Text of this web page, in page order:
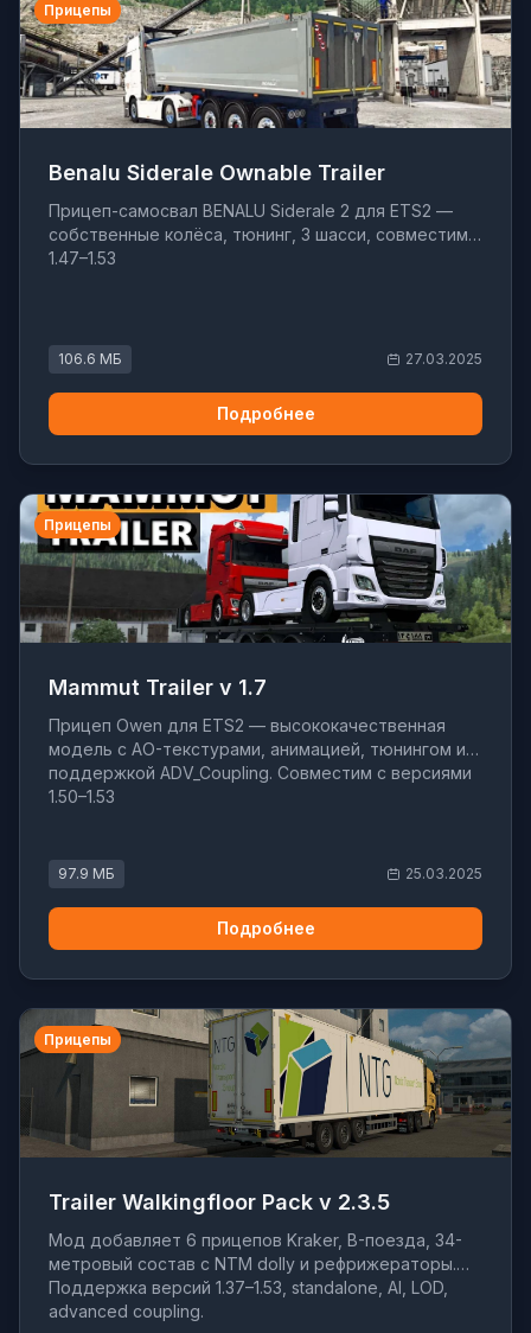
Прицепы
Benalu Siderale Ownable Trailer
Прицеп-самосвал BENALU Siderale 2 для ETS2 —
собственные колёса, тюнинг, 3 шасси, совместим с
1.47–1.53
106.6 МБ 27.03.2025
Подробнее
Прицепы
Mammut Trailer v 1.7
Прицеп Owen для ETS2 — высококачественная
модель с AO-текстурами, анимацией, тюнингом и
поддержкой ADV_Coupling. Совместим с версиями
1.50–1.53
97.9 МБ 25.03.2025
Подробнее
Прицепы
Trailer Walkingfloor Pack v 2.3.5
Мод добавляет 6 прицепов Kraker, B-поезда, 34-
метровый состав с NTM dolly и рефрижераторы.
Поддержка версий 1.37–1.53, standalone, AI, LOD,
advanced coupling.